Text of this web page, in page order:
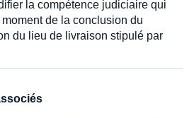
la compétence judiciaire qui
de la conclusion du
du lieu de livraison stipulé par